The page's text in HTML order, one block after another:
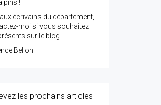
!
écrivains du département,
moi si vous souhaitez
sur le blog !
Bellon
les prochains articles